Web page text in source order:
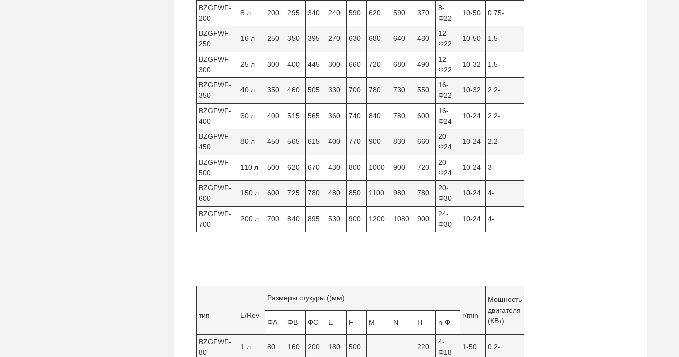
BZGFWF-
200
8 л 200 295 340 240 590 620 590 370
8-
Φ22
10-50 0.75-
BZGFWF-
250
16 л 250 350 395 270 630 680 640 430
12-
Φ22
10-50 1.5-
BZGFWF-
300
25 л 300 400 445 300 660 720 680 490
12-
Φ22
10-32 1.5-
BZGFWF-
350
40 л 350 460 505 330 700 780 730 550
16-
Φ22
10-32 2.2-
BZGFWF-
400
60 л 400 515 565 360 740 840 780 600
16-
Φ24
10-24 2.2-
BZGFWF-
450
80 л 450 565 615 400 770 900 830 660
20-
Φ24
10-24 2.2-
BZGFWF-
500
110 л 500 620 670 430 800 1000 900 720
20-
Φ24
10-24 3-
BZGFWF-
600
150 л 600 725 780 480 850 1100 980 780
20-
Φ30
10-24 4-
BZGFWF-
700
200 л 700 840 895 530 900 1200 1080 900
24-
Φ30
10-24 4-
тип L/Rev
Размеры стукуры ((мм)
r/min
Мощность
двигателя
(КВт)
ΦA ΦB ΦC Е F М N H n-Φ
BZGFWF-
80
1 л 80 160 200 180 500 220
4-
Φ18
1-50 0.2-